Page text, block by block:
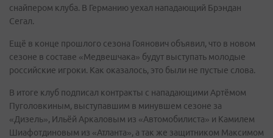
снайпером клуба. В Германию уехал нападающий Брэндан
Сегал.
Ещё в конце прошлого сезона Гоянович объявил, что в новом
сезоне в составе «Медвешчака» будут выступать молодые
российские игроки. Как оказалось, это были не пустые слова.
В итоге клуб подписал контракты с нападающими Артёмом
Пуголовкиным, выступавшим в минувшем сезоне за
«Дизель», Ильёй Аркаловым из «Автомобилиста» и Камилем
Шиафотдиновым из «Атланта», а так же защитником Максимом